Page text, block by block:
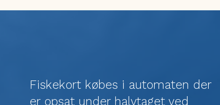
Fiskekort købes i automaten der
er opsat under halvtaget ved